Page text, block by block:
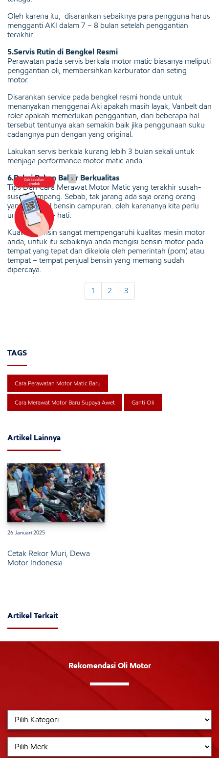
Oleh karena itu, disarankan sebaiknya para pengguna harus
mengganti AKI dalam 7 – 8 bulan setelah penggantian
terakhir.
5.Servis Rutin di Bengkel Resmi
Perawatan pada servis berkala motor matic biasanya meliputi
penggantian oli, membersihkan karburator dan seting
motor.
Disarankan service pada bengkel resmi honda untuk
menanyakan menggenai Aki apakah masih layak, Vanbelt dan
roler apakah memerlukan penggantian, dari beberapa hal
tersebut tentunya akan semakin baik jika penggunaan suku
cadangnya pun dengan yang original.
Lakukan servis berkala kurang lebih 3 bulan sekali untuk
menjaga performance motor matic anda.
6.Pakai Bahan Bakar Berkualitas
Tips Dan Cara Merawat Motor Matic yang terakhir susah-
susah gampang. Sebab, tak jarang ada saja orang orang
yang menjual bensin campuran. oleh karenanya kita perlu
untuk berhati- hati.
Kualitas bensin sangat mempengaruhi kualitas mesin motor
anda, untuk itu sebaiknya anda mengisi bensin motor pada
tempat yang tepat dan dikelola oleh pemerintah (pom) atau
tempat – tempat penjual bensin yang memang sudah
dipercaya.
1 2 3
TAGS
Cara Perawatan Motor Matic Baru
Cara Merawat Motor Baru Supaya Awet Ganti Oli
Artikel Lainnya
26 Januari 2025
Cetak Rekor Muri, Dewa
Motor Indonesia
Artikel Terkait
Rekomendasi Oli Motor
x